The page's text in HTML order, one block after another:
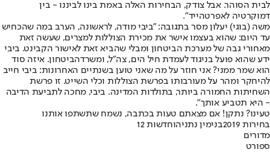
לבית הסוהר. אבל צודק, הבחירות האלה באמת בינו לביננו - בין
דמוקרטיה לאפרטהייד".
משה (בוגי) יעלון מסר בתגובה: "ביבי מודה, לראשונה, הערב במה שהכחיש
עד היום: שהוא בעצמו אישר את מכירת הצוללות למצרים, שעשה זאת
מאחורי גבה של מערכת הביטחון ומבלי שהביא זאת לאישור הקבינט. ביבי
ידע שהוא פועל בניגוד לעמדת חיל הים, צה״ל, ומשרדהביטחון. איזה סוד
הוא שמר ממני? אני חוזר על מה שאני טוען בשנתיים האחרונות: ביבי חייב
להיחקר ומהר על מעורבותו בפרשת הצוללות וכלי השייט. זו פרשת
השחיתות החמורה ביותר, בתולדות המדינה. ביבי, מחכה לתביעת הדיבה
- היא תטביע אותך".
טעינו? נתקן! אם מצאתם טעות בכתבה, נשמח שתשתפו אותנו
בחירות 2019
בנימין נתניהוחדשות 12
מדורים
ספורט